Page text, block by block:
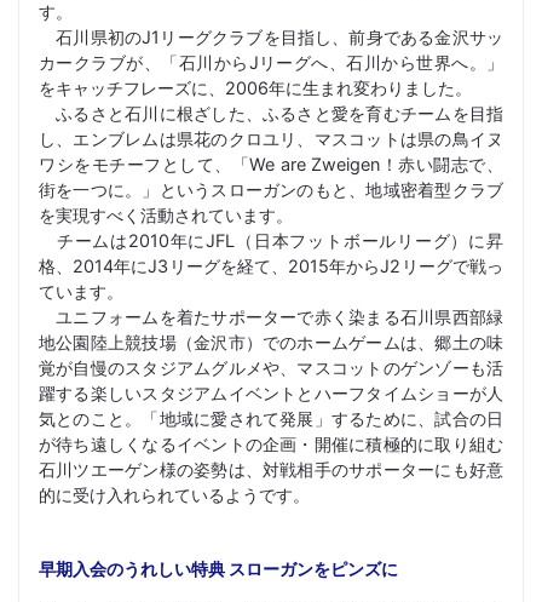
す。
石川県初のJ1リーグクラブを目指し、前身である金沢サッ
カークラブが、「石川からJリーグへ、石川から世界へ。」
をキャッチフレーズに、2006年に生まれ変わりました。
ふるさと石川に根ざした、ふるさと愛を育むチームを目指
し、エンブレムは県花のクロユリ、マスコットは県の鳥イヌ
ワシをモチーフとして、「We are Zweigen！赤い闘志で、
街を一つに。」というスローガンのもと、地域密着型クラブ
を実現すべく活動されています。
チームは2010年にJFL（日本フットボールリーグ）に昇
格、2014年にJ3リーグを経て、2015年からJ2リーグで戦っ
ています。
ユニフォームを着たサポーターで赤く染まる石川県西部緑
地公園陸上競技場（金沢市）でのホームゲームは、郷土の味
覚が自慢のスタジアムグルメや、マスコットのゲンゾーも活
躍する楽しいスタジアムイベントとハーフタイムショーが人
気とのこと。「地域に愛されて発展」するために、試合の日
が待ち遠しくなるイベントの企画・開催に積極的に取り組む
石川ツエーゲン様の姿勢は、対戦相手のサポーターにも好意
的に受け入れられているようです。
早期入会のうれしい特典 スローガンをピンズに